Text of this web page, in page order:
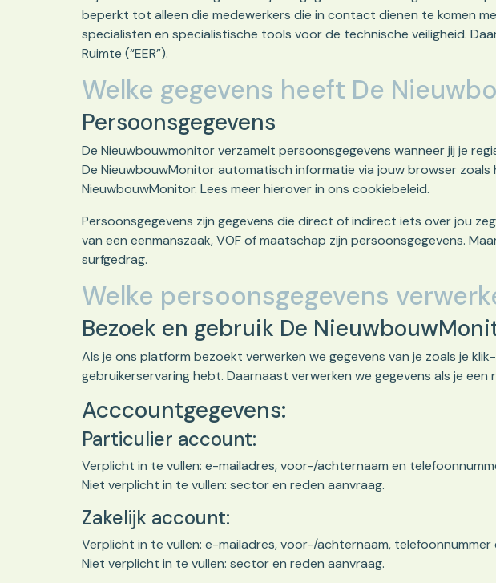
beperkt tot alleen die medewerkers die in contact dienen te komen
specialisten en specialistische tools voor de technische veiligheid.
Ruimte (“EER”).
Welke gegevens heeft De
Persoonsgegevens
De Nieuwbouwmonitor verzamelt persoonsgegevens wanneer jij je
De NieuwbouwMonitor automatisch informatie via jouw browser
NieuwbouwMonitor. Lees meer hierover in ons cookiebeleid.
Persoonsgegevens zijn gegevens die direct of indirect iets over jou
van een eenmanszaak, VOF of maatschap zijn persoonsgegevens.
surfgedrag.
Welke persoonsgegevens
Bezoek en gebruik De
Als je ons platform bezoekt verwerken we gegevens van je zoals je
gebruikerservaring hebt. Daarnaast verwerken we gegevens als je
Acccountgegevens:
Particulier account:
Verplicht in te vullen: e-mailadres, voor-/achternaam en
Niet verplicht in te vullen: sector en reden aanvraag.
Zakelijk account:
Verplicht in te vullen: e-mailadres, voor-/achternaam, telefoonnummer
Niet verplicht in te vullen: sector en reden aanvraag.